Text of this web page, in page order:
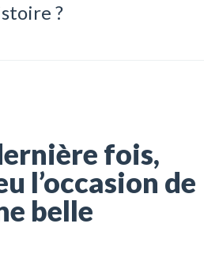
?
fois,
l’occasion de
belle